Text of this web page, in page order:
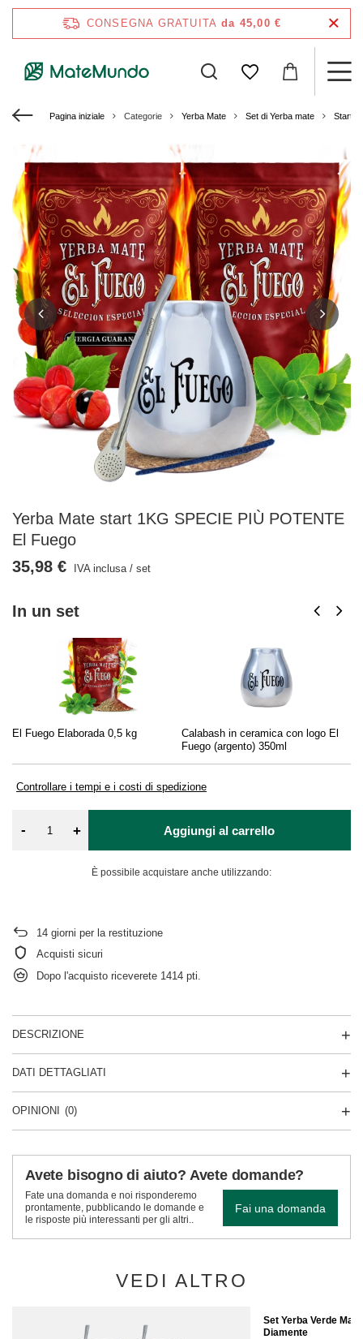
CONSEGNA GRATUITA da 45,00 €
Pagina iniziale Categorie Yerba Mate Set di Yerba mate Starter
Yerba Mate start 1KG SPECIE PIÙ POTENTE
El Fuego
In un set
El Fuego Elaborada 0,5 kg
Calabash in ceramica con logo El
Fuego (argento) 350ml
Controllare i tempi e i costi di spedizione
35,98 € IVA inclusa/ set
- + Aggiungi al carrello
È possibile acquistare anche utilizzando:
14 giorni per la restituzione
Acquisti sicuri
Dopo l'acquisto riceverete 1414 pti.
DESCRIZIONE
DATI DETTAGLIATI
OPINIONI (0)
Avete bisogno di aiuto? Avete domande?
Fate una domanda e noi risponderemo
prontamente, pubblicando le domande e
le risposte più interessanti per gli altri..
Fai una domanda
VEDI ALTRO
Set Yerba Verde
Diamente